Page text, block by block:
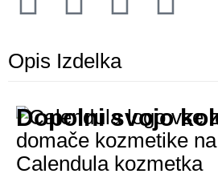
Opis Izdelka
Dopolni svojo